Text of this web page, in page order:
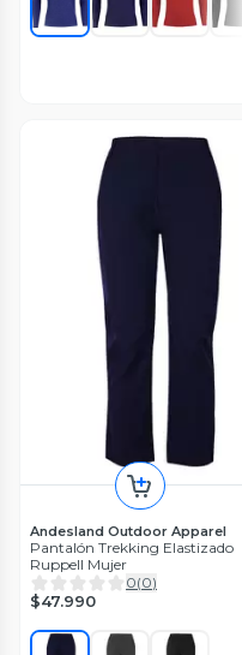
Andesland Outdoor Apparel
Pantalón Trekking Elastizado
Ruppell Mujer
0(0)
$47.990